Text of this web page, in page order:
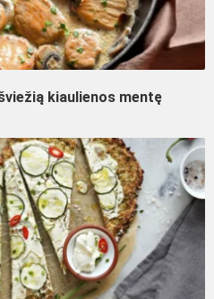
kiaulienos mentę